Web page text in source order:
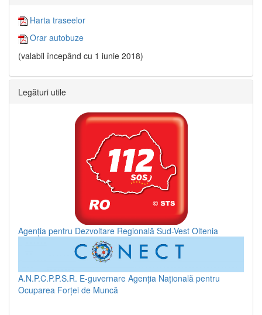
Harta traseelor
Orar autobuze
(valabil începând cu 1 iunie 2018)
Legături utile
Agenția pentru Dezvoltare Regională Sud-Vest Oltenia
A.N.P.C.P.P.S.R. E-guvernare Agenția Națională pentru
Ocuparea Forței de Muncă